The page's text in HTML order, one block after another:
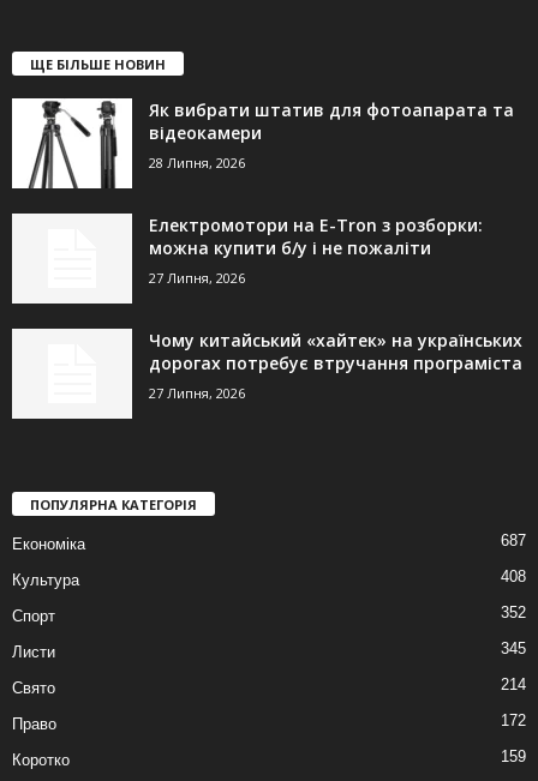
ЩЕ БІЛЬШЕ НОВИН
Як вибрати штатив для фотоапарата та
відеокамери
28 Липня, 2026
Електромотори на E-Tron з розборки:
можна купити б/у і не пожаліти
27 Липня, 2026
Чому китайський «хайтек» на українських
дорогах потребує втручання програміста
27 Липня, 2026
ПОПУЛЯРНА КАТЕГОРІЯ
Економіка 687
Культура 408
Спорт 352
Листи 345
Свято 214
Право 172
Коротко 159